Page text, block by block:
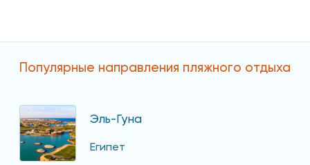
Популярные направления пляжного отдыха
Эль-Гуна
Египет